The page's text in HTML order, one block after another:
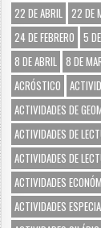
22 DE ABRIL 22 DE
24 DE FEBRERO 5
8 DE ABRIL 8 DE
ACRÓSTICO
ACTIVIDADES DE
ACTIVIDADES DE
ACTIVIDADES DE
ACTIVIDADES
ACTIVIDADES